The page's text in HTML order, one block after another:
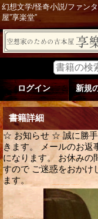
幻想文学/怪奇小説/ファン
屋”享楽堂”
ログイン 新規
書籍詳細
☆ お知らせ ☆ 誠に勝手
きます。 メールのお返
になります。 お休みの
すので ご迷惑をおかけ
ます。